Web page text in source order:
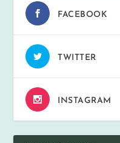
FACEBOOK
TWITTER
INSTAGRAM